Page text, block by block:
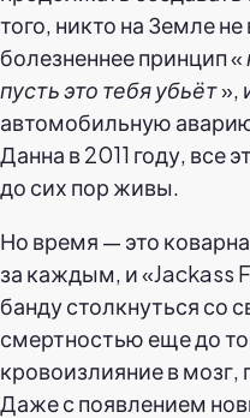
того, никто на Земле
болезненнее принцип «
пусть это тебя убьёт»,
автомобильную
Данна в 2011 году, все
до сих пор живы.
Но время — это
за каждым, и «Jackass
банду столкнуться со
смертностью еще до
кровоизлияние в мозг,
Даже с появлением